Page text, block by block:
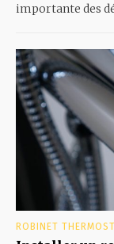
importante des
ROBINET